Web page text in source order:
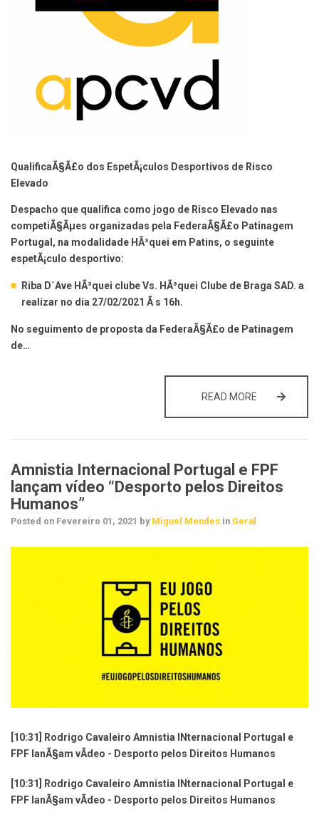
QualificaÃ§Ã£o dos EspetÃ¡culos Desportivos de Risco
Elevado
Despacho que qualifica como jogo de Risco Elevado nas
competiÃ§Ãµes organizadas pela FederaÃ§Ã£o Patinagem
Portugal, na modalidade HÃ³quei em Patins, o seguinte
espetÃ¡culo desportivo:
Riba D`Ave HÃ³quei clube Vs. HÃ³quei Clube de Braga SAD. a
realizar no dia 27/02/2021 Ã s 16h.
No seguimento de proposta da FederaÃ§Ã£o de Patinagem
de…
READ MORE
Amnistia Internacional Portugal e FPF
lançam vídeo “Desporto pelos Direitos
Humanos”
Posted on Fevereiro 01, 2021 by Miguel Mendes in Geral
[10:31] Rodrigo Cavaleiro Amnistia INternacional Portugal e
FPF lanÃ§am vÃ­deo - Desporto pelos Direitos Humanos
[10:31] Rodrigo Cavaleiro Amnistia INternacional Portugal e
FPF lanÃ§am vÃ­deo - Desporto pelos Direitos Humanos